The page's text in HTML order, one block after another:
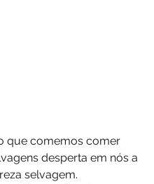
que comemos comer
desperta em nós a
selvagem.